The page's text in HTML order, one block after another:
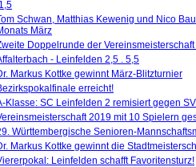
Schwan, Matthias Kewenig und Nico
März
Doppelrunde der
- Leinfelden 2,5 . 5,5
Markus Kottke gewinnt März-Blitzturnier
erreicht!
Klasse: SC Leinfelden 2 remisiert gegen
2019 mit 10 Spielern
Württembergische Senioren-
Markus Kottke gewinnt die
Leinfelden schafft Favoritensturz!